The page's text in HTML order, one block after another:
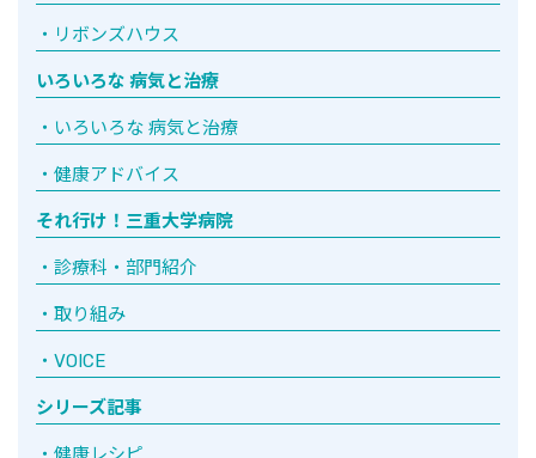
リボンズハウス
いろいろな 病気と治療
いろいろな 病気と治療
健康アドバイス
それ行け！三重大学病院
診療科・部門紹介
取り組み
VOICE
シリーズ記事